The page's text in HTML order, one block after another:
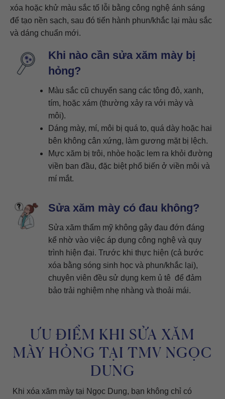
xóa hoặc khử màu sắc tố lỗi bằng công nghệ ánh sáng
để tạo nền sạch, sau đó tiến hành phun/khắc lại màu sắc
và dáng chuẩn mới.
Khi nào cần sửa xăm mày bị
hỏng?
Màu sắc cũ chuyển sang các tông đỏ, xanh,
tím, hoặc xám (thường xảy ra với mày và
môi).
Dáng mày, mí, môi bị quá to, quá dày hoặc hai
bên không cân xứng, làm gương mặt bị lệch.
Mực xăm bị trôi, nhòe hoặc lem ra khỏi đường
viền ban đầu, đặc biệt phổ biến ở viền môi và
mí mắt.
Sửa xăm mày có đau không?
Sửa xăm thẩm mỹ không gây đau đớn đáng
kể nhờ vào việc áp dụng công nghệ và quy
trình hiện đại. Trước khi thực hiện (cả bước
xóa bằng sóng sinh học và phun/khắc lại),
chuyên viên đều sử dụng kem ủ tê để đảm
bảo trải nghiệm nhẹ nhàng và thoải mái.
ƯU ĐIỂM KHI SỬA XĂM
MÀY HỎNG TẠI TMV NGỌC
DUNG
Khi xóa xăm mày tại Ngọc Dung, bạn không chỉ có